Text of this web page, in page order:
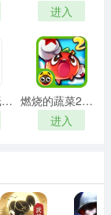
进入
彩蛋视频壁纸手机版
燃烧的蔬菜2正版
进入